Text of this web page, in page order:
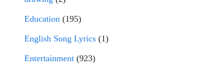
Education (195)
English Song Lyrics (1)
Entertainment (923)